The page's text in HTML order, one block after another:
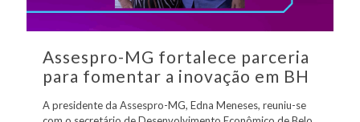
Assespro-MG fortalece parceria
para fomentar a inovação em BH
A presidente da Assespro-MG, Edna Meneses, reuniu-se